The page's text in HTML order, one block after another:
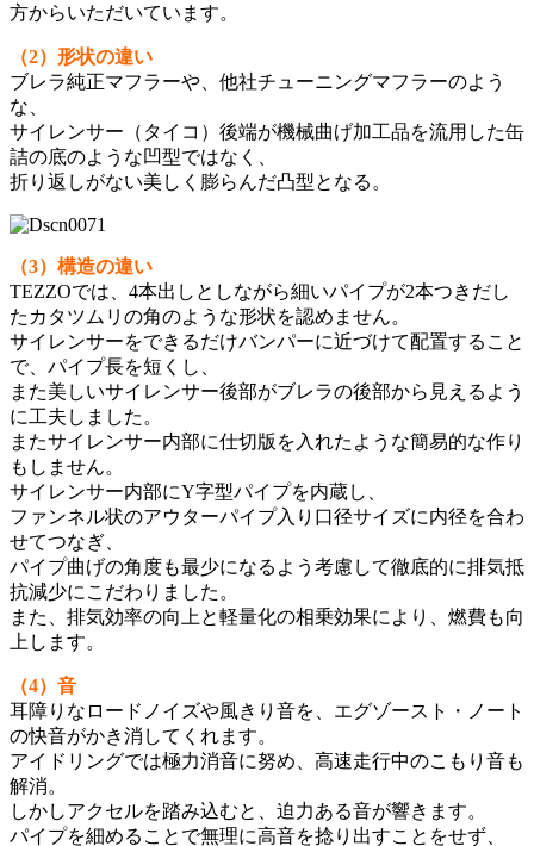
方からいただいています。
（2）形状の違い
ブレラ純正マフラーや、他社チューニングマフラーのよう
な、
サイレンサー（タイコ）後端が機械曲げ加工品を流用した缶
詰の底のような凹型ではなく、
折り返しがない美しく膨らんだ凸型となる。
（3）構造の違い
TEZZOでは、4本出しとしながら細いパイプが2本つきだし
たカタツムリの角のような形状を認めません。
サイレンサーをできるだけバンパーに近づけて配置すること
で、パイプ長を短くし、
また美しいサイレンサー後部がブレラの後部から見えるよう
に工夫しました。
またサイレンサー内部に仕切版を入れたような簡易的な作り
もしません。
サイレンサー内部にY字型パイプを内蔵し、
ファンネル状のアウターパイプ入り口径サイズに内径を合わ
せてつなぎ、
パイプ曲げの角度も最少になるよう考慮して徹底的に排気抵
抗減少にこだわりました。
また、排気効率の向上と軽量化の相乗効果により、燃費も向
上します。
（4）音
耳障りなロードノイズや風きり音を、エグゾースト・ノート
の快音がかき消してくれます。
アイドリングでは極力消音に努め、高速走行中のこもり音も
解消。
しかしアクセルを踏み込むと、迫力ある音が響きます。
パイプを細めることで無理に高音を捻り出すことをせず、